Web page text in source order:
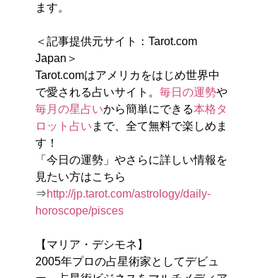
ます。
＜記事提供元サイト：Tarot.com
Japan＞
Tarot.comはアメリカをはじめ世界中
で愛される占いサイト。 毎日の運勢や
毎月の星占いから簡単にできる本格タ
ロット占い まで、全て無料で楽しめま
す！
「今日の運勢」やさらに詳しい情報を
見たい方はこちら
⇒http://jp.tarot.com/astrology/daily-
horoscope/pisces
【マリア・デシモネ】
2005年プロの占星術家としてデビュ